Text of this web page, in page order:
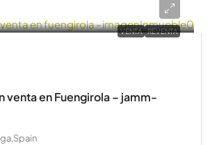
VENTA REVENTA
venta en Fuengirola – jamm-